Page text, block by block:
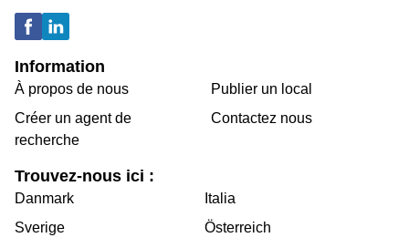
Information
À propos de nous
Créer un agent de
recherche
Publier un local
Contactez nous
Trouvez-nous ici :
Danmark
Sverige
Italia
Österreich